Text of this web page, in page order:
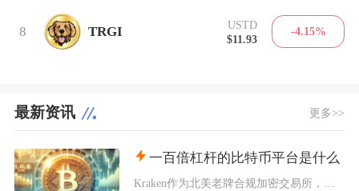
8 TRGI
USTD
$11.93
-4.15%
最新资讯 更多>>
一百倍杠杆的比特币平台是什么